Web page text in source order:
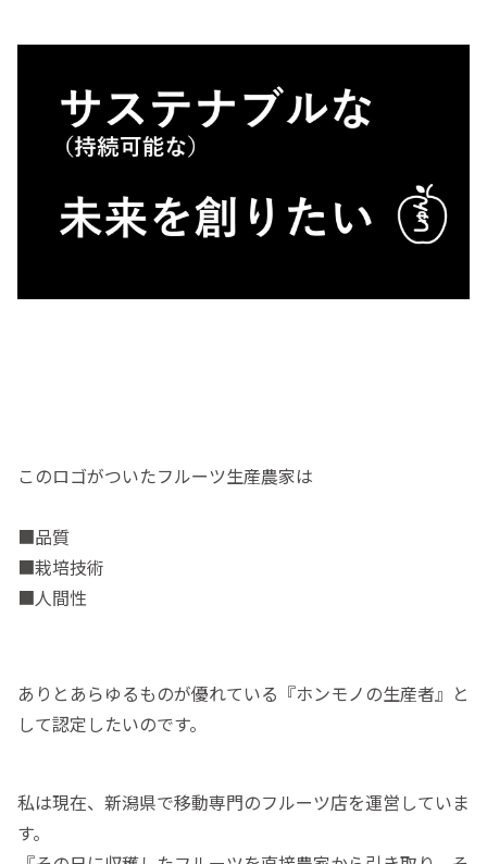
このロゴがついたフルーツ生産農家は
■品質
■栽培技術
■人間性
ありとあらゆるものが優れている『ホンモノの生産者』と
して認定したいのです。
私は現在、新潟県で移動専門のフルーツ店を運営していま
す。